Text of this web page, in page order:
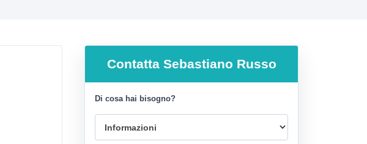
Contatta Sebastiano Russo
Di cosa hai bisogno?